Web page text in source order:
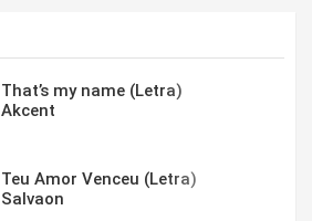
That’s my name (Letra)
Akcent
Teu Amor Venceu (Letra)
Salvaon